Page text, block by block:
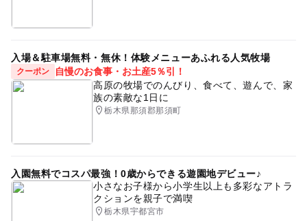
入場＆駐車場無料・無休！体験メニューあふれる人気牧場
クーポン
自慢のお食事・お土産5％引！
高原の牧場でのんびり、食べて、遊んで、家
族の素敵な1日に
栃木県那須郡那須町
入園無料でコスパ最強！0歳からできる遊園地デビュー♪
小さなお子様から小学生以上も多彩なアトラ
クションを親子で満喫
栃木県宇都宮市